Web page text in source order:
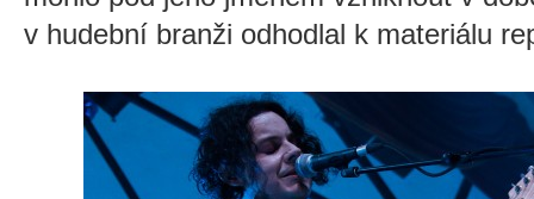
v hudební branži odhodlal k materiálu